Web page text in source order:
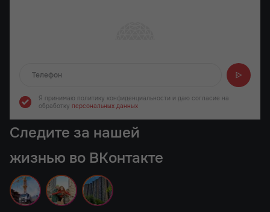
Я принимаю политику конфиденциальности и даю согласие на
обработку персональных данных
Следите за нашей
жизнью во ВКонтакте